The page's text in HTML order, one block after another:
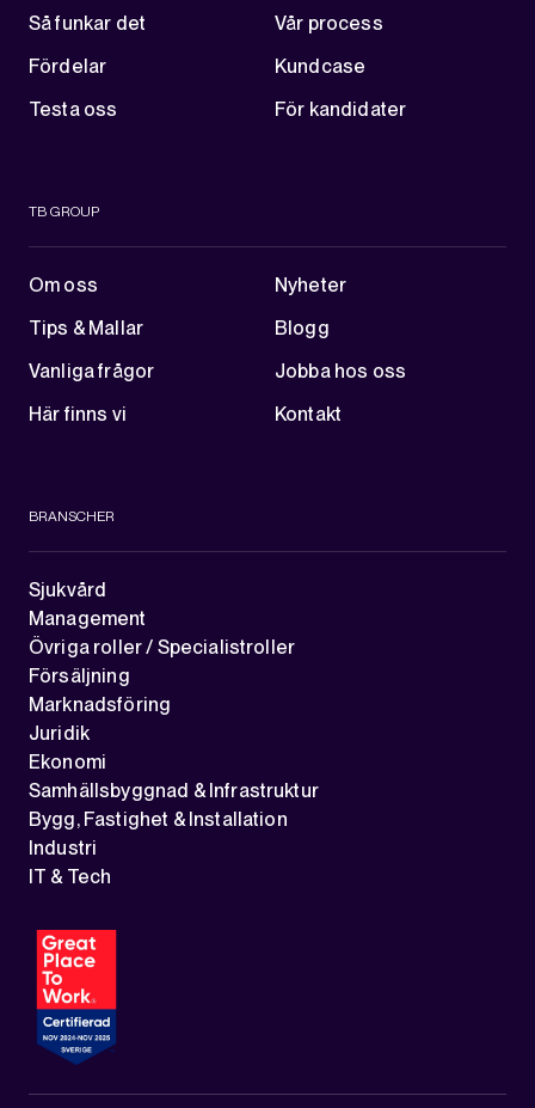
Så funkar det
Vår process
Fördelar
Kundcase
Testa oss
För kandidater
TB GROUP
Om oss
Nyheter
Tips & Mallar
Blogg
Vanliga frågor
Jobba hos oss
Här finns vi
Kontakt
BRANSCHER
Sjukvård
Management
Övriga roller / Specialistroller
Försäljning
Marknadsföring
Juridik
Ekonomi
Samhällsbyggnad & Infrastruktur
Bygg, Fastighet & Installation
Industri
IT & Tech